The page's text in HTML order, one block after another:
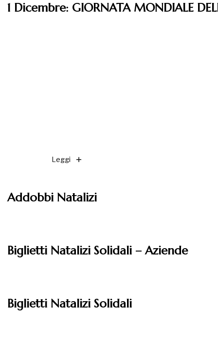
1 Dicembre: GIORNATA MONDIALE
Leggi
Addobbi Natalizi
Biglietti Natalizi Solidali – Aziende
Biglietti Natalizi Solidali